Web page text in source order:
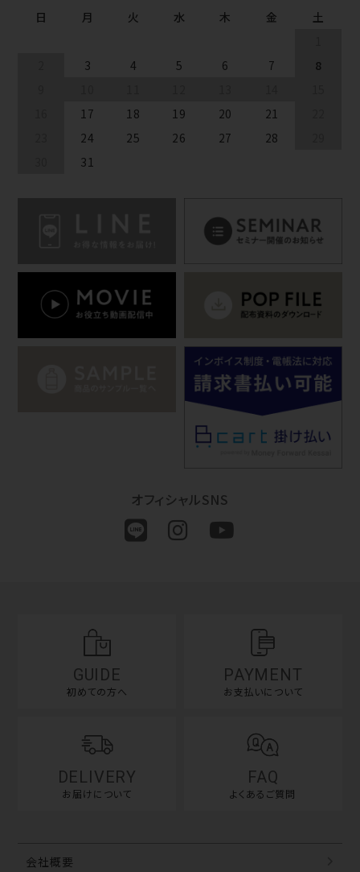
日 月 火 水 木 金
土
3 4 5 6 7
8
17 18 19 20 21
24 25 26 27 28
31
オフィシャルSNS
GUIDE
初めての方へ
PAYMENT
お支払いについて
DELIVERY
お届けについて
FAQ
よくあるご質問
会社概要